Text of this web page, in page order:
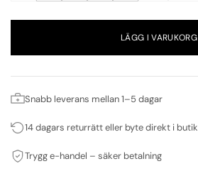
LÄGG I VARUKORG
Snabb leverans mellan 1–5 dagar
14 dagars returrätt eller byte direkt i butik
Trygg e-handel – säker betalning